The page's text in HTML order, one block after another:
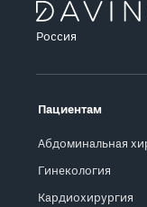
Россия
Пациентам
Абдоминальная
Гинекология
Кардиохирургия